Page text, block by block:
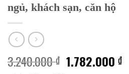
ngủ, khách sạn, căn hộ
3.240.000₫ Giá
1.782.000₫Giá